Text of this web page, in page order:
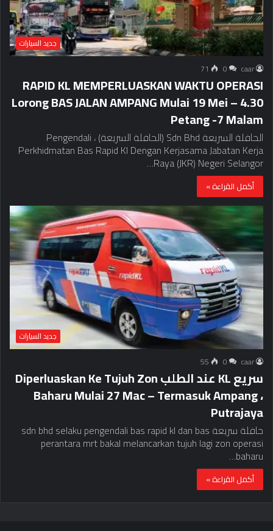
جديد السيارات
caar
0
71
RAPID KL MEMPERLUASKAN WAKTU OPERASI
Lorong BAS JALAN AMPANG Mulai 19 Mei – 4.30
Petang -7 Malam
الحافلة السريعة Sdn Bhd (الحافلة السريعة) ، Pengendali
Perkhidmatan Bas Rapid Kl Dengan Kerjasama Jabatan Kerja
Raya (JKR) Negeri Selangor…
أكمل القراءة »
جديد السيارات
caar
0
55
سريع KL عند الطلب Diperluaskan Ke Tujuh Zon
Baharu Mulai 27 Mac – Termasuk Ampang ،
Putrajaya
حافلة سريعة sdn bhd selaku pengendali bas rapid kl dan bas
perantara mrt bakal melancarkan tujuh lagi zon operasi
baharu…
أكمل القراءة »